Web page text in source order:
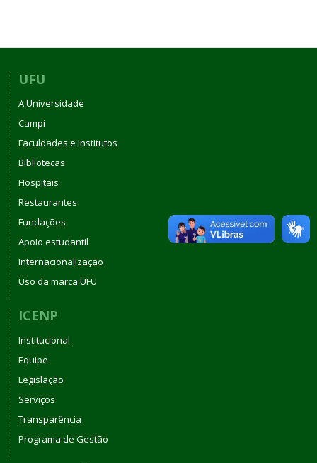
UFU
A Universidade
Campi
Faculdades e Institutos
Bibliotecas
Hospitais
Restaurantes
Fundações
Apoio estudantil
Internacionalização
Uso da marca UFU
ICENP
Institucional
Equipe
Legislação
Serviços
Transparência
Programa de Gestão